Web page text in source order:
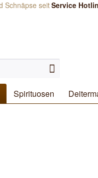
Service
Spirituosen